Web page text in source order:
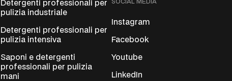
Detergenti professionali per
pulizia industriale
Detergenti professionali per
pulizia intensiva
Saponi e detergenti
professionali per pulizia
mani
SOCIAL MEDIA
Instagram
Facebook
Youtube
LinkedIn